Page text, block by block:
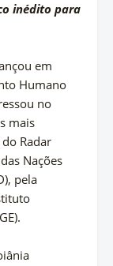
inédito para
em
Humano
no
mais
Radar
Nações
pela